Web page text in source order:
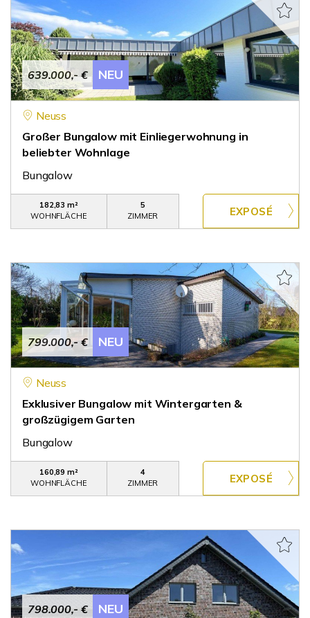
639.000,- € NEU
Neuss
Großer Bungalow mit Einliegerwohnung in
beliebter Wohnlage
Bungalow
182,83 m²
WOHNFLÄCHE
5
ZIMMER
799.000,- € NEU
Neuss
Exklusiver Bungalow mit Wintergarten &
großzügigem Garten
Bungalow
160,89 m²
WOHNFLÄCHE
4
ZIMMER
798.000,- € NEU